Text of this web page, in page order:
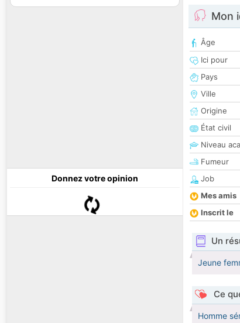
Donnez votre opinion
Mon
Âge
Ici pour
Pays
Ville
Origine
État civil
Niveau
Fumeur
Job
Mes amis
Inscrit le
Un
Jeune
Ce
Homme